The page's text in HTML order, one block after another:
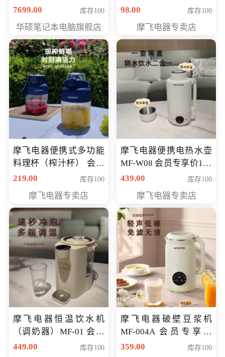
空蓝 oled 智慧轻薄本 会
7699.00 库存100
华硕笔记本电脑旗舰店
98.00
库存100
摩飞电器专卖店
摩飞电器便携式多功能
料理杯（榨汁杯） 会员
专享价118元
219.00 库存100
摩飞电器专卖店
摩飞电器便携电热水壶
MF-W08 会员专享价198
元
439.00 库存100
摩飞电器专卖店
摩飞电器恒温饮水机
（调奶器）MF-01 会员
专享价366元
449.00 库存100
摩飞电器破壁豆浆机
MF-004A 会员专享价
168元
359.00 库存100